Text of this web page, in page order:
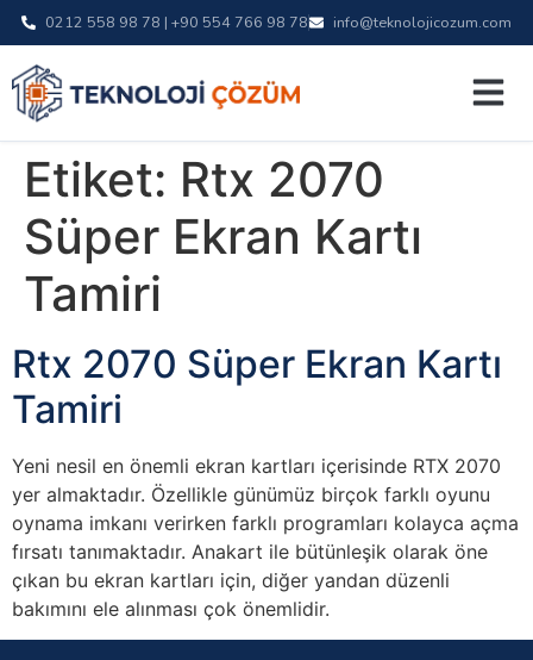
0212 558 98 78 | +90 554 766 98 78 info@teknolojicozum.com
Etiket: Rtx 2070
Süper Ekran Kartı
Tamiri
Rtx 2070 Süper Ekran Kartı
Tamiri
Yeni nesil en önemli ekran kartları içerisinde RTX 2070
yer almaktadır. Özellikle günümüz birçok farklı oyunu
oynama imkanı verirken farklı programları kolayca açma
fırsatı tanımaktadır. Anakart ile bütünleşik olarak öne
çıkan bu ekran kartları için, diğer yandan düzenli
bakımını ele alınması çok önemlidir.